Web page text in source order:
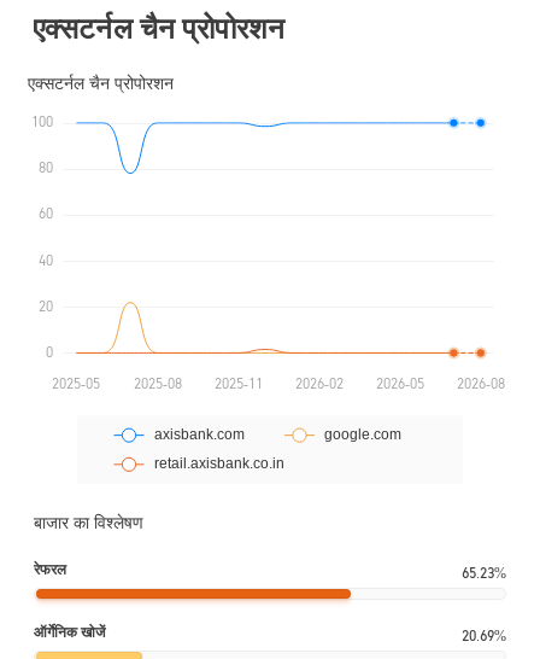
एक्सटर्नल चैन प्रोपोरशन
बाजार का विश्लेषण
रेफरल 65.23%
ऑर्गेनिक खोजें 20.69%